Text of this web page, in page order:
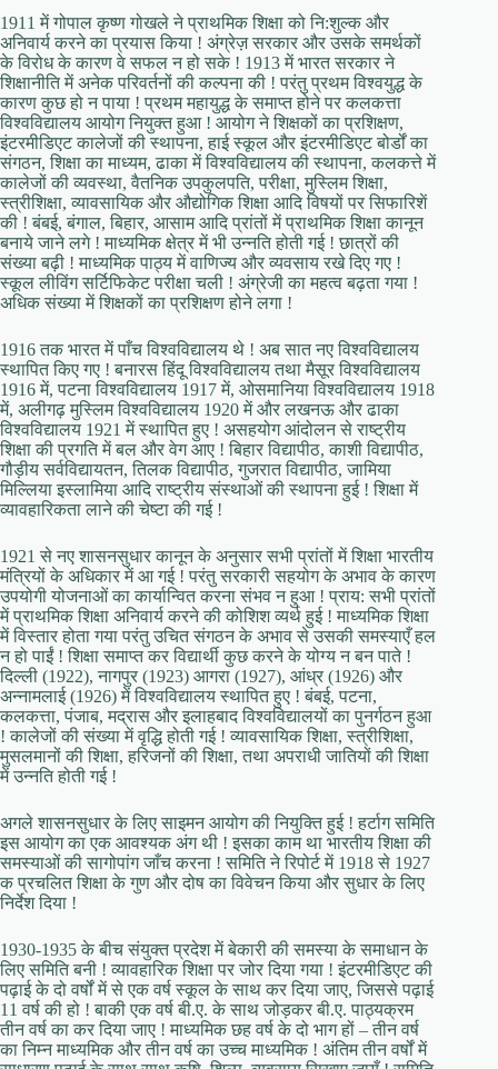
1911 में गोपाल कृष्ण गोखले ने प्राथमिक शिक्षा को नि:शुल्क और
अनिवार्य करने का प्रयास किया ! अंग्रेज़ सरकार और उसके समर्थकों
के विरोध के कारण वे सफल न हो सके ! 1913 में भारत सरकार ने
शिक्षानीति में अनेक परिवर्तनों की कल्पना की ! परंतु प्रथम विश्वयुद्ध के
कारण कुछ हो न पाया ! प्रथम महायुद्ध के समाप्त होने पर कलकत्ता
विश्वविद्यालय आयोग नियुक्त हुआ ! आयोग ने शिक्षकों का प्रशिक्षण,
इंटरमीडिएट कालेजों की स्थापना, हाई स्कूल और इंटरमीडिएट बोर्डों का
संगठन, शिक्षा का माध्यम, ढाका में विश्वविद्यालय की स्थापना, कलकत्ते में
कालेजों की व्यवस्था, वैतनिक उपकुलपति, परीक्षा, मुस्लिम शिक्षा,
स्त्रीशिक्षा, व्यावसायिक और औद्योगिक शिक्षा आदि विषयों पर सिफारिशें
की ! बंबई, बंगाल, बिहार, आसाम आदि प्रांतों में प्राथमिक शिक्षा कानून
बनाये जाने लगे ! माध्यमिक क्षेत्र में भी उन्नति होती गई ! छात्रों की
संख्या बढ़ी ! माध्यमिक पाठ्य में वाणिज्य और व्यवसाय रखे दिए गए !
स्कूल लीविंग सर्टिफिकेट परीक्षा चली ! अंग्रेजी का महत्व बढ़ता गया !
अधिक संख्या में शिक्षकों का प्रशिक्षण होने लगा !
1916 तक भारत में पाँच विश्वविद्यालय थे ! अब सात नए विश्वविद्यालय
स्थापित किए गए ! बनारस हिंदू विश्वविद्यालय तथा मैसूर विश्वविद्यालय
1916 में, पटना विश्वविद्यालय 1917 में, ओसमानिया विश्वविद्यालय 1918
में, अलीगढ़ मुस्लिम विश्वविद्यालय 1920 में और लखनऊ और ढाका
विश्वविद्यालय 1921 में स्थापित हुए ! असहयोग आंदोलन से राष्ट्रीय
शिक्षा की प्रगति में बल और वेग आए ! बिहार विद्यापीठ, काशी विद्यापीठ,
गौड़ीय सर्वविद्यायतन, तिलक विद्यापीठ, गुजरात विद्यापीठ, जामिया
मिल्लिया इस्लामिया आदि राष्ट्रीय संस्थाओं की स्थापना हुई ! शिक्षा में
व्यावहारिकता लाने की चेष्टा की गई !
1921 से नए शासनसुधार कानून के अनुसार सभी प्रांतों में शिक्षा भारतीय
मंत्रियों के अधिकार में आ गई ! परंतु सरकारी सहयोग के अभाव के कारण
उपयोगी योजनाओं का कार्यान्वित करना संभव न हुआ ! प्राय: सभी प्रांतों
में प्राथमिक शिक्षा अनिवार्य करने की कोशिश व्यर्थ हुई ! माध्यमिक शिक्षा
में विस्तार होता गया परंतु उचित संगठन के अभाव से उसकी समस्याएँ हल
न हो पाईं ! शिक्षा समाप्त कर विद्यार्थी कुछ करने के योग्य न बन पाते !
दिल्ली (1922), नागपुर (1923) आगरा (1927), आंध्र (1926) और
अन्नामलाई (1926) में विश्वविद्यालय स्थापित हुए ! बंबई, पटना,
कलकत्ता, पंजाब, मद्रास और इलाहबाद विश्वविद्यालयों का पुनर्गठन हुआ
! कालेजों की संख्या में वृद्धि होती गई ! व्यावसायिक शिक्षा, स्त्रीशिक्षा,
मुसलमानों की शिक्षा, हरिजनों की शिक्षा, तथा अपराधी जातियों की शिक्षा
में उन्नति होती गई !
अगले शासनसुधार के लिए साइमन आयोग की नियुक्ति हुई ! हर्टाग समिति
इस आयोग का एक आवश्यक अंग थी ! इसका काम था भारतीय शिक्षा की
समस्याओं की सागोपांग जाँच करना ! समिति ने रिपोर्ट में 1918 से 1927
क प्रचलित शिक्षा के गुण और दोष का विवेचन किया और सुधार के लिए
निर्देश दिया !
1930-1935 के बीच संयुक्त प्रदेश में बेकारी की समस्या के समाधान के
लिए समिति बनी ! व्यावहारिक शिक्षा पर जोर दिया गया ! इंटरमीडिएट की
पढ़ाई के दो वर्षों में से एक वर्ष स्कूल के साथ कर दिया जाए, जिससे पढ़ाई
11 वर्ष की हो ! बाकी एक वर्ष बी.ए. के साथ जोड़कर बी.ए. पाठ्यक्रम
तीन वर्ष का कर दिया जाए ! माध्यमिक छह वर्ष के दो भाग हों – तीन वर्ष
का निम्न माध्यमिक और तीन वर्ष का उच्च माध्यमिक ! अंतिम तीन वर्षों में